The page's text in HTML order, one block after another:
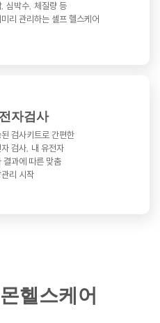
심박수, 체질량 등
리 관리하는 셀프 헬스케어
자검사
된 검사키트로 간편한
검사, 내 유전자
결과에 따른 맞춤
리 시작
헬스케어